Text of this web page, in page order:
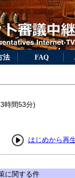
法 FAQ
時間53分)
はじめから再
に関する件